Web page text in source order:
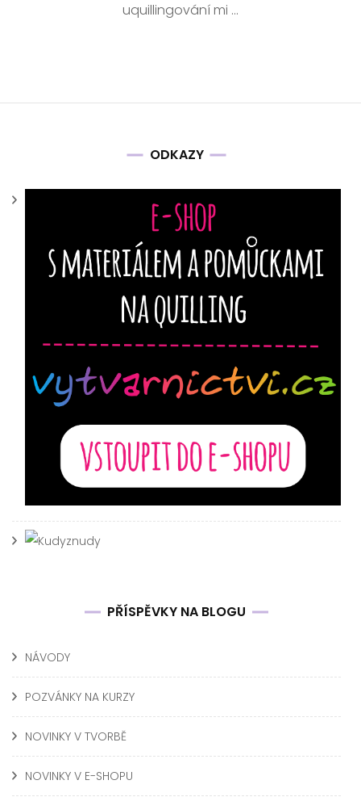
uquillingování mi …
ODKAZY
PŘÍSPĚVKY NA BLOGU
NÁVODY
POZVÁNKY NA KURZY
NOVINKY V TVORBĚ
NOVINKY V E-SHOPU